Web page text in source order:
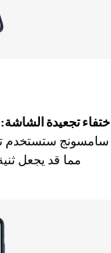
اختفاء تجعيدة الشاشة:
سامسونج ستستخدم